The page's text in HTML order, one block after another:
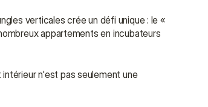
verticales crée un défi unique : le «
appartements en incubateurs
n'est pas seulement une